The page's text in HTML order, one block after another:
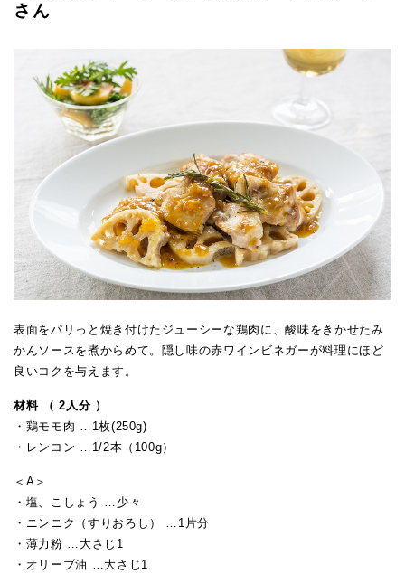
さん
表面をパリっと焼き付けたジューシーな鶏肉に、酸味をきかせたみ
かんソースを煮からめて。隠し味の赤ワインビネガーが料理にほど
良いコクを与えます。
材料 （ 2人分 ）
・鶏モモ肉 …1枚(250g)
・レンコン …1/2本（100g）
＜A＞
・塩、こしょう …少々
・ニンニク（すりおろし） …1片分
・薄力粉 …大さじ1
・オリーブ油 …大さじ1